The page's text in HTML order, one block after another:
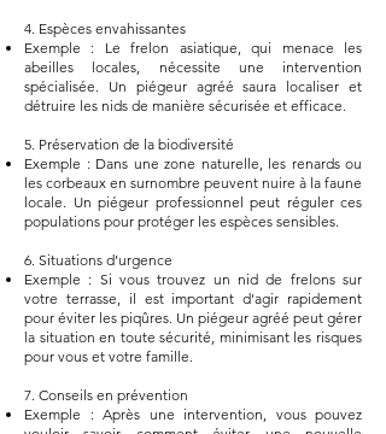
4. Espèces envahissantes
Exemple : Le frelon asiatique, qui menace les
abeilles locales, nécessite une intervention
spécialisée. Un piégeur agréé saura localiser et
détruire les nids de manière sécurisée et efficace.
5. Préservation de la biodiversité
Exemple : Dans une zone naturelle, les renards ou
les corbeaux en surnombre peuvent nuire à la faune
locale. Un piégeur professionnel peut réguler ces
populations pour protéger les espèces sensibles.
6. Situations d’urgence
Exemple : Si vous trouvez un nid de frelons sur
votre terrasse, il est important d'agir rapidement
pour éviter les piqûres. Un piégeur agréé peut gérer
la situation en toute sécurité, minimisant les risques
pour vous et votre famille.
7. Conseils en prévention
Exemple : Après une intervention, vous pouvez